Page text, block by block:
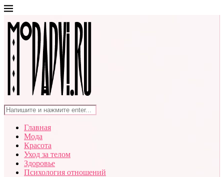
Главная
Мода
Красота
Уход за телом
Здоровье
Психология отношений